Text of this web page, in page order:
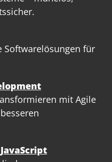
Softwarelösungen für
mit Agile